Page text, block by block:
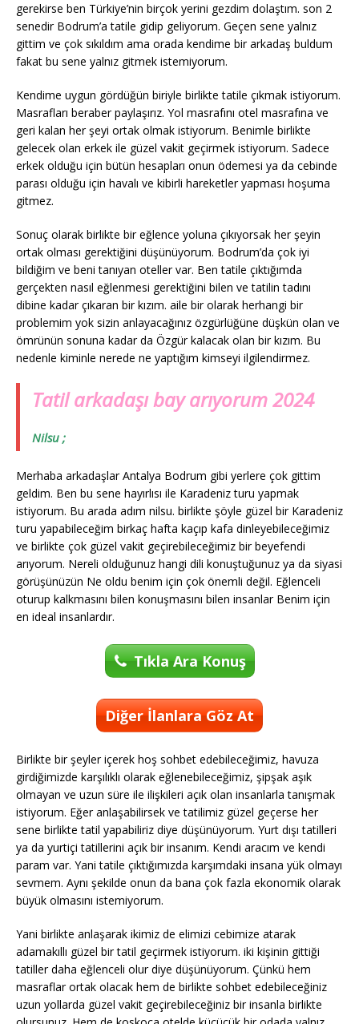
gerekirse ben Türkiye’nin birçok yerini gezdim dolaştım. son 2
senedir Bodrum’a tatile gidip geliyorum. Geçen sene yalnız
gittim ve çok sıkıldım ama orada kendime bir arkadaş buldum
fakat bu sene yalnız gitmek istemiyorum.
Kendime uygun gördüğün biriyle birlikte tatile çıkmak istiyorum.
Masrafları beraber paylaşırız. Yol masrafını otel masrafına ve
geri kalan her şeyi ortak olmak istiyorum. Benimle birlikte
gelecek olan erkek ile güzel vakit geçirmek istiyorum. Sadece
erkek olduğu için bütün hesapları onun ödemesi ya da cebinde
parası olduğu için havalı ve kibirli hareketler yapması hoşuma
gitmez.
Sonuç olarak birlikte bir eğlence yoluna çıkıyorsak her şeyin
ortak olması gerektiğini düşünüyorum. Bodrum’da çok iyi
bildiğim ve beni tanıyan oteller var. Ben tatile çıktığımda
gerçekten nasıl eğlenmesi gerektiğini bilen ve tatilin tadını
dibine kadar çıkaran bir kızım. aile bir olarak herhangi bir
problemim yok sizin anlayacağınız özgürlüğüne düşkün olan ve
ömrünün sonuna kadar da Özgür kalacak olan bir kızım. Bu
nedenle kiminle nerede ne yaptığım kimseyi ilgilendirmez.
Tatil arkadaşı bay arıyorum 2024
Nilsu ;
Merhaba arkadaşlar Antalya Bodrum gibi yerlere çok gittim
geldim. Ben bu sene hayırlısı ile Karadeniz turu yapmak
istiyorum. Bu arada adım nilsu. birlikte şöyle güzel bir Karadeniz
turu yapabileceğim birkaç hafta kaçıp kafa dinleyebileceğimiz
ve birlikte çok güzel vakit geçirebileceğimiz bir beyefendi
arıyorum. Nereli olduğunuz hangi dili konuştuğunuz ya da siyasi
görüşünüzün Ne oldu benim için çok önemli değil. Eğlenceli
oturup kalkmasını bilen konuşmasını bilen insanlar Benim için
en ideal insanlardır.
Tıkla Ara Konuş
Diğer İlanlara Göz At
Birlikte bir şeyler içerek hoş sohbet edebileceğimiz, havuza
girdiğimizde karşılıklı olarak eğlenebileceğimiz, şipşak aşık
olmayan ve uzun süre ile ilişkileri açık olan insanlarla tanışmak
istiyorum. Eğer anlaşabilirsek ve tatilimiz güzel geçerse her
sene birlikte tatil yapabiliriz diye düşünüyorum. Yurt dışı tatilleri
ya da yurtiçi tatillerini açık bir insanım. Kendi aracım ve kendi
param var. Yani tatile çıktığımızda karşımdaki insana yük olmayı
sevmem. Aynı şekilde onun da bana çok fazla ekonomik olarak
büyük olmasını istemiyorum.
Yani birlikte anlaşarak ikimiz de elimizi cebimize atarak
adamakıllı güzel bir tatil geçirmek istiyorum. iki kişinin gittiği
tatiller daha eğlenceli olur diye düşünüyorum. Çünkü hem
masraflar ortak olacak hem de birlikte sohbet edebileceğiniz
uzun yollarda güzel vakit geçirebileceğiniz bir insanla birlikte